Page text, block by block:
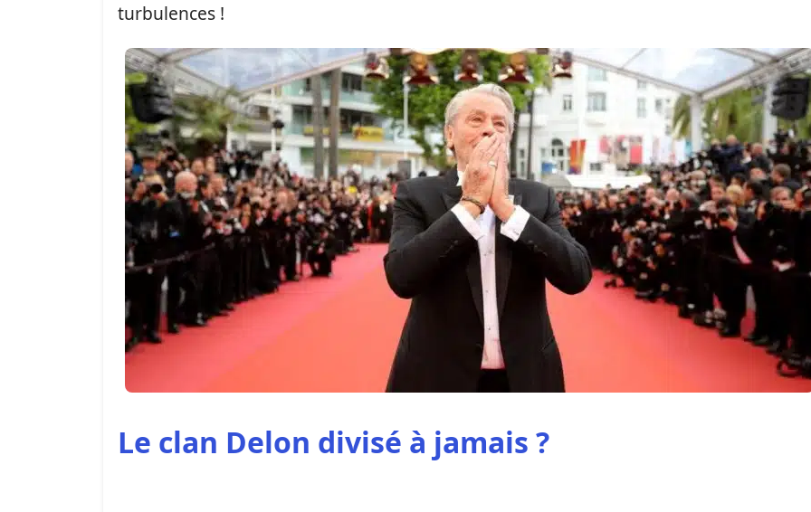
turbulences !
Le clan Delon divisé à jamais ?